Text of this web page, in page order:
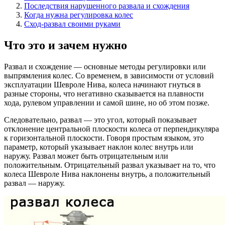
Последствия нарушенного развала и схождения
Когда нужна регулировка колес
Сход-развал своими руками
Что это и зачем нужно
Развал и схождение — основные методы регулировки или
выпрямления колес. Со временем, в зависимости от условий
эксплуатации Шевроле Нива, колеса начинают гнуться в
разные стороны, что негативно сказывается на плавности
хода, рулевом управлении и самой шине, но об этом позже.
Следовательно, развал — это угол, который показывает
отклонение центральной плоскости колеса от перпендикуляра
к горизонтальной плоскости. Говоря простым языком, это
параметр, который указывает наклон колес внутрь или
наружу. Развал может быть отрицательным или
положительным. Отрицательный развал указывает на то, что
колеса Шевроле Нива наклонены внутрь, а положительный
развал — наружу.